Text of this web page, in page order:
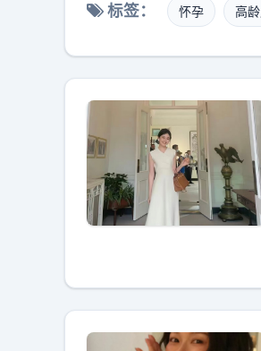
标签： 怀孕 高